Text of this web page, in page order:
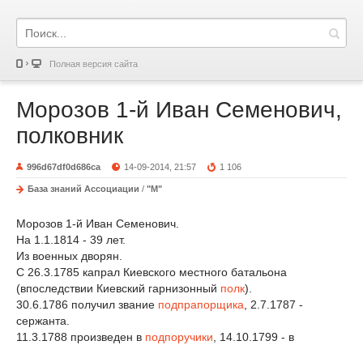
Полная версия сайта
Морозов 1-й Иван Семенович,
полковник
996d67df0d686ca 14-09-2014, 21:57 1 106
База знаний Ассоциации / "М"
Морозов 1-й Иван Семенович.
На 1.1.1814 - 39 лет.
Из военных дворян.
С 26.3.1785 капрал Киевского местного батальона
(впоследствии Киевский гарнизонный полк).
30.6.1786 получил звание подпрапорщика , 2.7.1787 -
сержанта.
11.3.1788 произведен в подпоручики , 14.10.1799 - в